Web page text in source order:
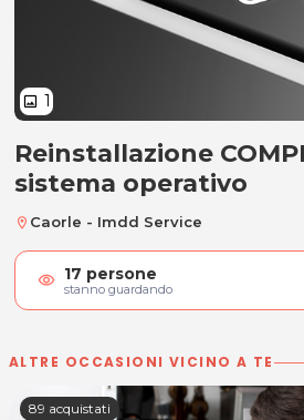
image 1
Reinstallazione
Reinstallazione
sistema operativo
location_on Caorle - Imdd Service
visibility 17 persone
stanno guardando
ALTRE OCCASIONI VICINO A TE
89 acquistati